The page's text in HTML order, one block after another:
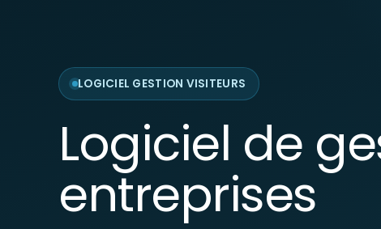
LOGICIEL GESTION VISITEURS
Logiciel de
entreprises